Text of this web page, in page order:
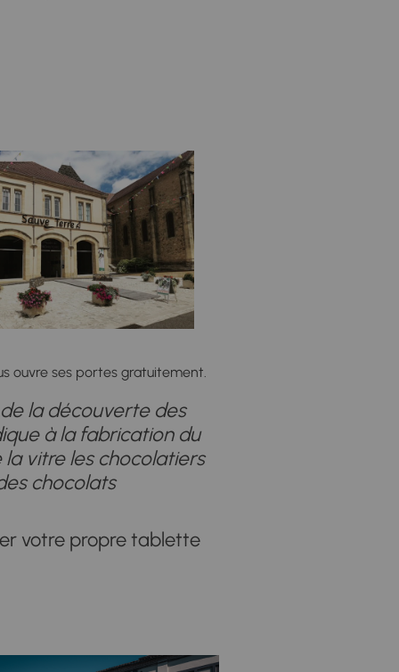
ouvre ses portes gratuitement.
la découverte des
à la fabrication du
vitre les chocolatiers
chocolats
votre propre tablette